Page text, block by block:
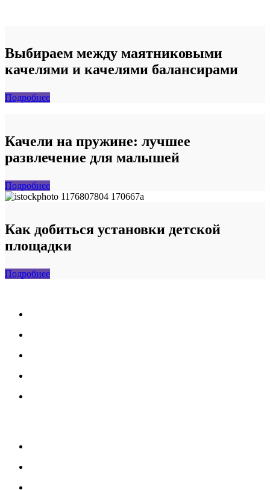
Выбираем между маятниковыми
качелями и качелями балансирами
Подробнее
Качели на пружине: лучшее
развлечение для малышей
Подробнее
Как добиться установки детской
площадки
Подробнее